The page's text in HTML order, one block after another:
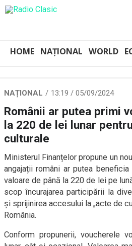
HOME NAȚIONAL WORLD
NAȚIONAL 13:19 / 05/09/2024
Românii ar putea primi
la 220 de lei lunar
culturale
Ministerul Finanțelor propune un
angajații români ar putea
valoare de până la 220 de lei pe
scop încurajarea participării la
și sprijinirea accesului la „acte de
România.
Conform propunerii, voucherele